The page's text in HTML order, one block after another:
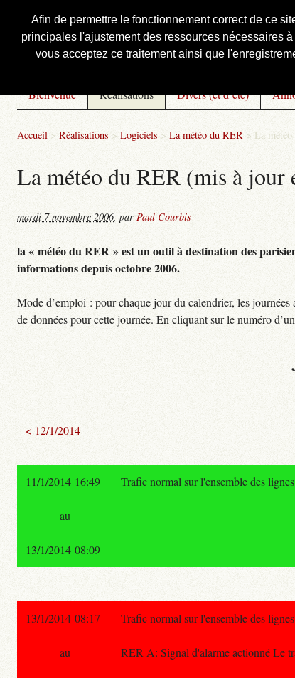
Afin de permettre le fonctionnement correct de ce
principales l'ajustement des ressources nécessaires
vous acceptez ce traitement ainsi que
Courbis, « LE » Blog
Bienvenue Réalisations Divers (et d’été)
Accueil > Réalisations > Logiciels > La météo du RER > La
La météo du RER (mis à jour
mardi 7 novembre 2006, par Paul Courbis
la « météo du RER » est un outil à destination des
informations depuis octobre 2006.
Mode d’emploi : pour chaque jour du calendrier, les
de données pour cette journée. En cliquant sur le numéro
< 12/1/2014
11/1/2014 16:49 Trafic normal sur l'ensemble des
au
13/1/2014 08:09
13/1/2014 08:17 Trafic normal sur l'ensemble des
RER A: Signal d'alarme actionné Le
au